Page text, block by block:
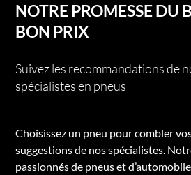
NOTRE PROMESSE DU
BON PRIX
Suivez les recommandations de
spécialistes en pneus
Choisissez un pneu pour combler
suggestions de nos spécialistes.
passionnés de pneus et